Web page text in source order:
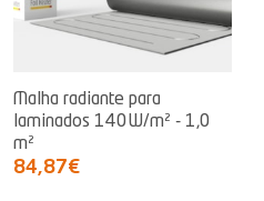
Malha radiante para
laminados 140W/m² - 1,0
m²
84,87€